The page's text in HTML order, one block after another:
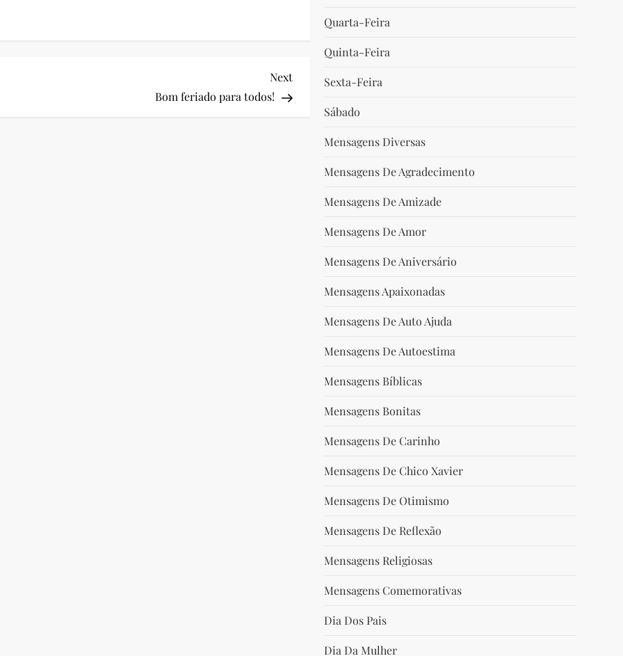
Next
Post
Next
Bom feriado para todos!
Quarta-Feira
Quinta-Feira
Sexta-Feira
Sábado
Mensagens Diversas
Mensagens De Agradecimento
Mensagens De Amizade
Mensagens De Amor
Mensagens De Aniversário
Mensagens Apaixonadas
Mensagens De Auto Ajuda
Mensagens De Autoestima
Mensagens Bíblicas
Mensagens Bonitas
Mensagens De Carinho
Mensagens De Chico Xavier
Mensagens De Otimismo
Mensagens De Reflexão
Mensagens Religiosas
Mensagens Comemorativas
Dia Dos Pais
Dia Da Mulher